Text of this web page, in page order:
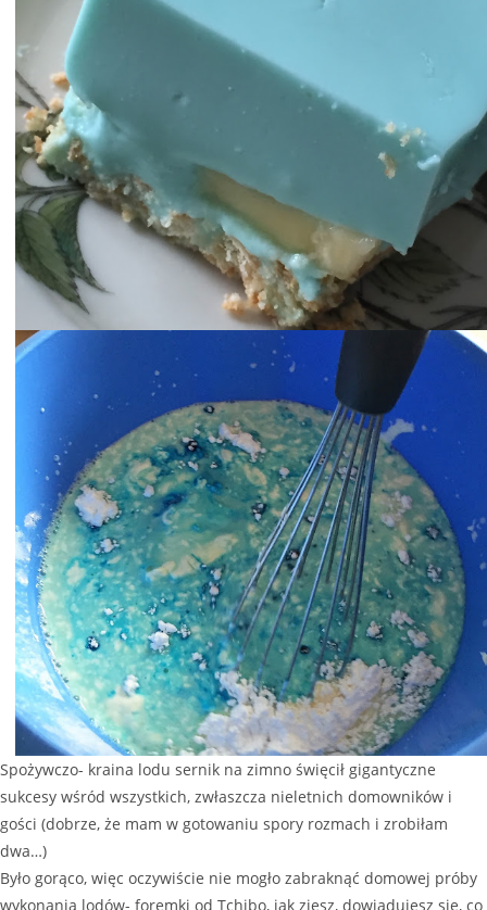
Spożywczo- kraina lodu sernik na zimno święcił gigantyczne
sukcesy wśród wszystkich, zwłaszcza nieletnich domowników i
gości (dobrze, że mam w gotowaniu spory rozmach i zrobiłam
dwa…)
Było gorąco, więc oczywiście nie mogło zabraknąć domowej próby
wykonania lodów- foremki od Tchibo, jak zjesz, dowiadujesz się, co